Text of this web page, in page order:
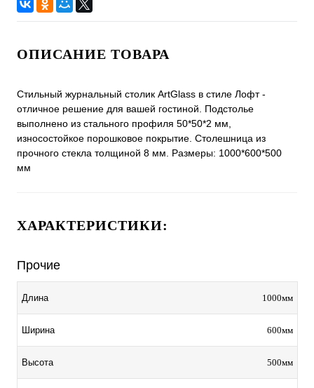
ОПИСАНИЕ ТОВАРА
Стильный журнальный столик ArtGlass в стиле Лофт -
отличное решение для вашей гостиной. Подстолье
выполнено из стального профиля 50*50*2 мм,
износостойкое порошковое покрытие. Столешница из
прочного стекла толщиной 8 мм. Размеры: 1000*600*500
мм
ХАРАКТЕРИСТИКИ:
Прочие
Длина 1000мм
Ширина 600мм
Высота 500мм